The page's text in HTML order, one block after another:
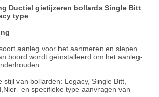
Ductiel gietijzeren bollards Single Bitt
type
aanleg voor het aanmeren en slepen
boord wordt geïnstalleerd om het aanleg-
stijl van bollarden: Legacy, Single Bitt,
en specifieke type aanvragen van